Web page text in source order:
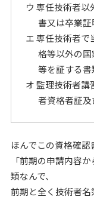
ウ 専任技術者
書又は卒業証
エ 専任技術者
格等以外の
等を証する書
オ 監理技術者
者資格者証
ほんでこの資格確
「前期の申請内容
類なんで、
前期と全く技術者